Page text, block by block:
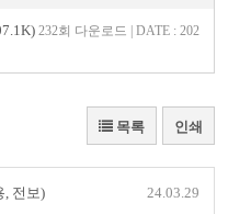
232회 다운로드 | DATE : 202
목록 인쇄
, 전보) 24.03.29